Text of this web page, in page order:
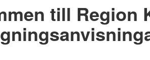
till Region